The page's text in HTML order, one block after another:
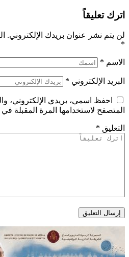
اترك تعليقاً
لن يتم نشر عنوان بريدك الإلكتروني.
*
الاسم *
البريد الإلكتروني *
احفظ اسمي، بريدي الإلكتروني،
المتصفح لاستخدامها المرة المقبلة
التعليق *